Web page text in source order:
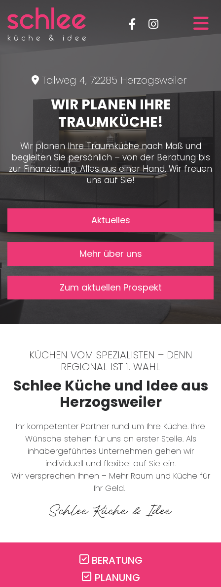
 Talweg 4, 72285 Herzogsweiler
WIR PLANEN IHRE
TRAUMKÜCHE!
Wir planen Ihre Traumküche nach Maß und
begleiten Sie persönlich – von der Beratung bis
zur Finanzierung. Alles aus einer Hand. Wir freuen
uns auf Sie!
Aktuelles
Mehr über uns
Zum aktuellen Prospekt
KÜCHEN VOM SPEZIALISTEN – DENN
REGIONAL IST 1. WAHL
Schlee Küche und Idee aus
Herzogsweiler
Ihr kompetenter Partner rund um Ihre Küche. Ihre
Wünsche stehen für uns an erster Stelle. Als
inhabergeführtes Unternehmen gehen wir
individuell und flexibel auf Sie ein.
Wir versprechen Ihnen – Mehr Raum und Küche für
Ihr Geld.
BERATUNG
PLANUNG